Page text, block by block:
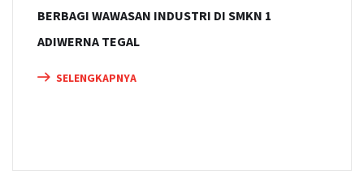
BERBAGI WAWASAN INDUSTRI DI SMKN 1
ADIWERNA TEGAL
SELENGKAPNYA